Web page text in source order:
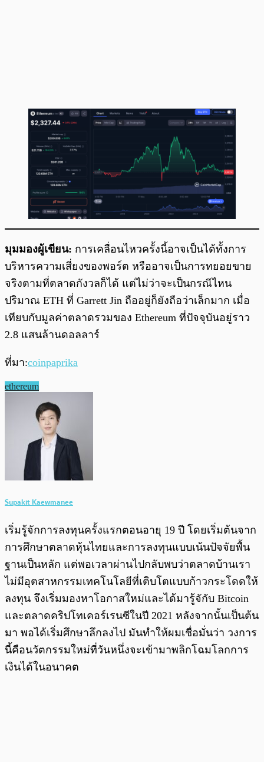
มุมมองผู้เขียน: การเคลื่อนไหวครั้งนี้อาจเป็นได้ทั้งการ
บริหารความเสี่ยงของพอร์ต หรืออาจเป็นการทยอยขาย
จริงตามที่ตลาดกังวลก็ได้ แต่ไม่ว่าจะเป็นกรณีไหน
ปริมาณ ETH ที่ Garrett Jin ถืออยู่ก็ยังถือว่าเล็กมาก เมื่อ
เทียบกับมูลค่าตลาดรวมของ Ethereum ที่ปัจจุบันอยู่ราว
2.8 แสนล้านดอลลาร์
ที่มา:coinpaprika
ethereum
Supakit Kaewmanee
เริ่มรู้จักการลงทุนครั้งแรกตอนอายุ 19 ปี โดยเริ่มต้นจาก
การศึกษาตลาดหุ้นไทยและการลงทุนแบบเน้นปัจจัยพื้น
ฐานเป็นหลัก แต่พอเวลาผ่านไปกลับพบว่าตลาดบ้านเรา
ไม่มีอุตสาหกรรมเทคโนโลยีที่เติบโตแบบก้าวกระโดดให้
ลงทุน จึงเริ่มมองหาโอกาสใหม่และได้มารู้จักับ Bitcoin
และตลาดคริปโทเคอร์เรนซีในปี 2021 หลังจากนั้นเป็นต้น
มา พอได้เริ่มศึกษาลึกลงไป มันทำให้ผมเชื่อมั่นว่า วงการ
นี้คือนวัตกรรมใหม่ที่วันหนึ่งจะเข้ามาพลิกโฉมโลกการ
เงินได้ในอนาคต